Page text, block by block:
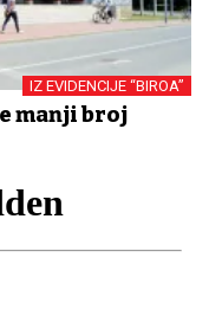
IZ EVIDENCIJE “BIROA”
manji broj